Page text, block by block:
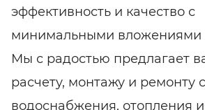
эффективность и качество с
минимальными вложениями
Мы с радостью предлагает
расчету, монтажу и ремонту
водоснабжения, отопления и